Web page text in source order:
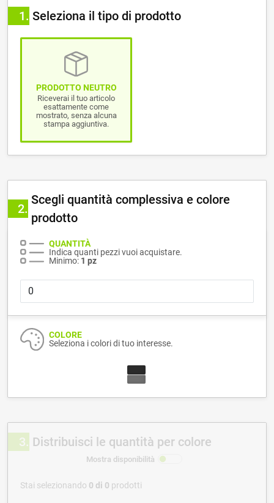
1 Seleziona il tipo di prodotto
PRODOTTO NEUTRO
Riceverai il tuo articolo
esattamente come
mostrato, senza alcuna
stampa aggiuntiva.
2
Scegli quantità complessiva e colore
prodotto
QUANTITÀ
Indica quanti pezzi vuoi acquistare.
Minimo: 1 pz
COLORE
Seleziona i colori di tuo interesse.
3 Distribuisci le quantità per colore
Mostra disponibilità
Stai selezionando 0 di 0 prodotti